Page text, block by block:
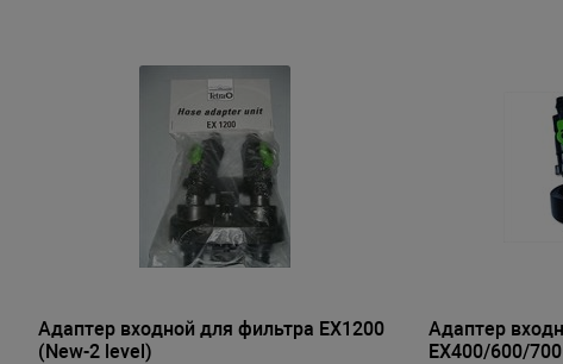
Адаптер входной для фильтра EX1200
(New-2 level)
Адаптер
EX400/600/